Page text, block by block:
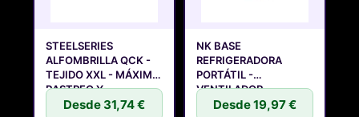
STEELSERIES
ALFOMBRILLA QCK -
TEJIDO XXL - MÁXIMO
RASTREO Y
Desde 31,74 €
NK BASE
REFRIGERADORA
PORTÁTIL -
VENTILADOR
ORDENADOR PORTATIL
Desde 19,97 €